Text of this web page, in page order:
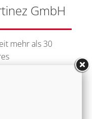
GmbH
mehr als 30
27
sowohl im